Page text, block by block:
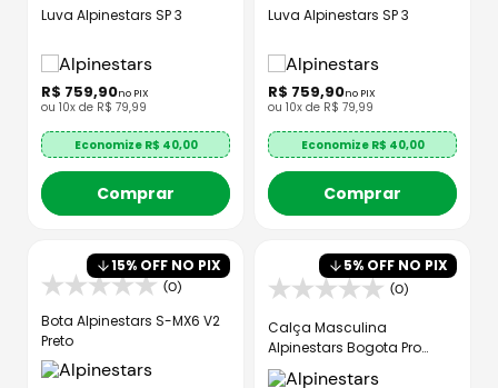
Luva Alpinestars SP 3
R$ 759,90no PIX
ou 10x de R$ 79,99
Economize R$ 40,00
Comprar
Luva Alpinestars SP 3
R$ 759,90no PIX
ou 10x de R$ 79,99
Economize R$ 40,00
Comprar
15% OFF NO PIX
(0)
Bota Alpinestars S-MX6 V2
Preto
5% OFF NO PIX
(0)
Calça Masculina
Alpinestars Bogota Pro
Drystar